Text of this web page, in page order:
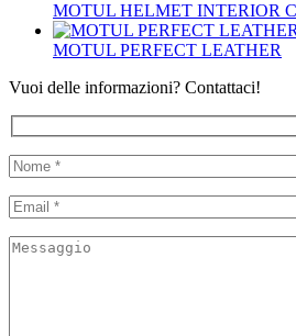
MOTUL HELMET INTERIOR
MOTUL PERFECT LEATHER
Vuoi delle informazioni? Contattaci!